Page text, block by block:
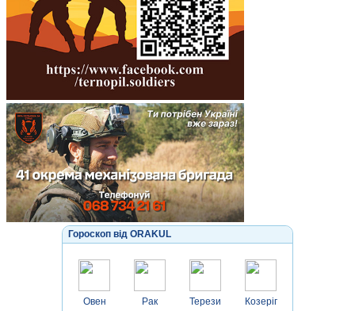
Гороскоп від ORAKUL
Овен Рак Терези Козеріг